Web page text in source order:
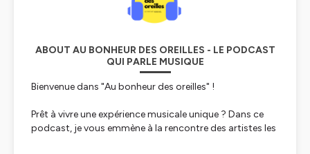
ABOUT AU BONHEUR DES OREILLES - LE PODCAST
QUI PARLE MUSIQUE
Bienvenue dans "Au bonheur des oreilles" !
Prêt à vivre une expérience musicale unique ? Dans ce
podcast, je vous emmène à la rencontre des artistes les